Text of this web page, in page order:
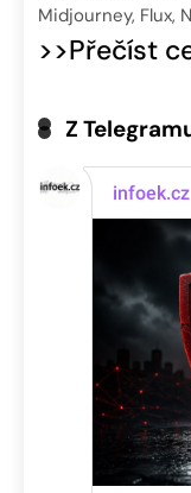
Midjourney, Flux,
>>Přečíst
Z